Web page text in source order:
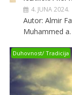
4. JUNA 2024.
Autor: Almir
Muhammed
Duhovnost/ Tradicija